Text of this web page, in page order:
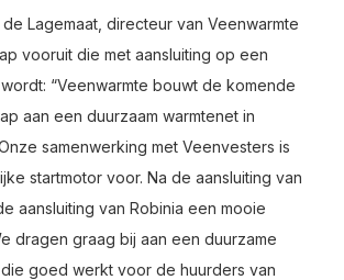
Lagemaat, directeur van Veenwarmte
vooruit die met aansluiting op een
“Veenwarmte bouwt de komende
aan een duurzaam warmtenet in
samenwerking met Veenvesters is
startmotor voor. Na de aansluiting van
aansluiting van Robinia een mooie
dragen graag bij aan een duurzame
goed werkt voor de huurders van